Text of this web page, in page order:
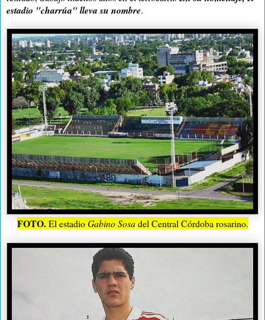
estadio "charrúa" lleva su nombre.
FOTO.El estadioGabino Sosadel Central Córdoba rosarino.